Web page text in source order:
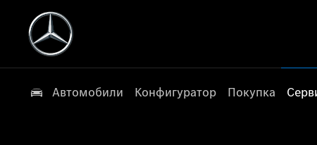
Автомобили Конфигуратор Покупка